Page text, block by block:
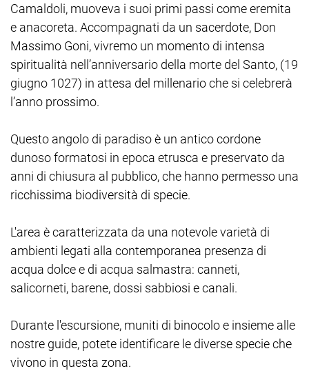
Camaldoli, muoveva i suoi primi passi come eremita
e anacoreta. Accompagnati da un sacerdote, Don
Massimo Goni, vivremo un momento di intensa
spiritualità nell’anniversario della morte del Santo, (19
giugno 1027) in attesa del millenario che si celebrerà
l’anno prossimo.
Questo angolo di paradiso è un antico cordone
dunoso formatosi in epoca etrusca e preservato da
anni di chiusura al pubblico, che hanno permesso una
ricchissima biodiversità di specie.
L'area è caratterizzata da una notevole varietà di
ambienti legati alla contemporanea presenza di
acqua dolce e di acqua salmastra: canneti,
salicorneti, barene, dossi sabbiosi e canali.
Durante l'escursione, muniti di binocolo e insieme alle
nostre guide, potete identificare le diverse specie che
vivono in questa zona.